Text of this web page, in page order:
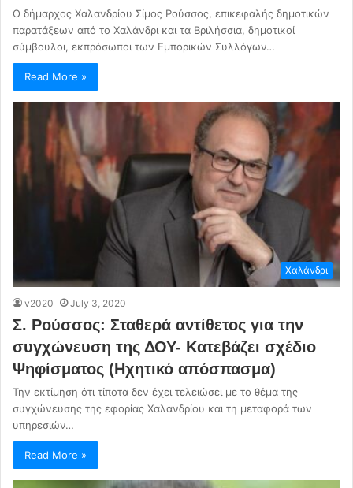
Ο δήμαρχος Χαλανδρίου Σίμος Ρούσσος, επικεφαλής δημοτικών
παρατάξεων από το Χαλάνδρι και τα Βριλήσσια, δημοτικοί
σύμβουλοι, εκπρόσωποι των Εμπορικών Συλλόγων…
Read More »
Χαλάνδρι
v2020 July 3, 2020
Σ. Ρούσσος: Σταθερά αντίθετος για την
συγχώνευση της ΔΟΥ- Κατεβάζει σχέδιο
Ψηφίσματος (Ηχητικό απόσπασμα)
Την εκτίμηση ότι τίποτα δεν έχει τελειώσει με το θέμα της
συγχώνευσης της εφορίας Χαλανδρίου και τη μεταφορά των
υπηρεσιών…
Read More »